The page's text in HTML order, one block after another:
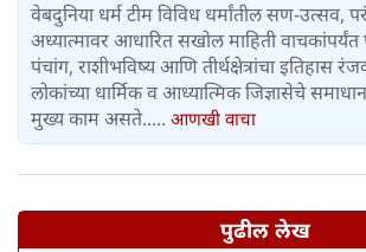
वेबदुनिया धर्म टीम विविध धर्मांतील सण-उत्सव,
अध्यात्मावर आधारित सखोल माहिती
पंचांग, राशीभविष्य आणि तीर्थक्षेत्रांचा इतिहास
लोकांच्या धार्मिक व आध्यात्मिक जिज्ञासेचे
मुख्य काम असते..... आणखी वाचा
पुढील लेख